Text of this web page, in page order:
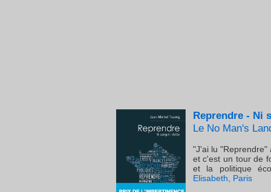
Reprendre - Ni
Le No Man's
"J'ai lu "Reprendre"
et c'est un tour de
et la politique
Elisabeth, Paris